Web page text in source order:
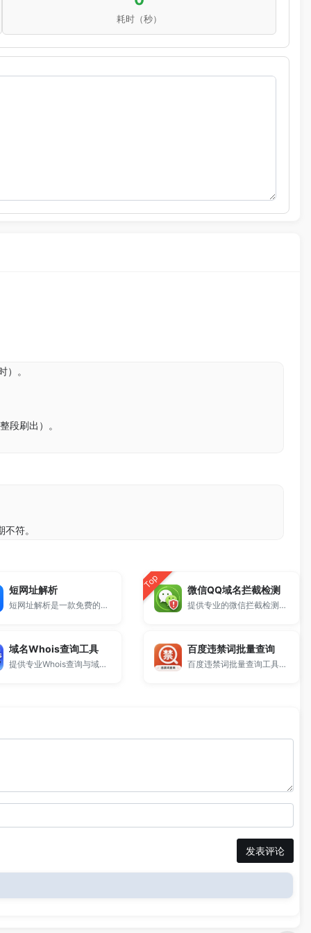
耗时（秒）
。
段刷出）。
符。
短网址解析
短网址解析是一款免费的在线工具，支持快速还原短链接的真实跳转地址。
Top 微信QQ域名拦截检测
提供专业的微信拦截检测、QQ拦截检测、域名被墙检测服务，一键查询网站是否被封、被拦截或被限制访问。
域名Whois查询工具
提供专业Whois查询与域名信息查询服务，支持查询域名注册信息、注册商、到期时间及DNS记录，适用于域名检测、SEO分析及站长工具使用。
百度违禁词批量查询
百度违禁词批量查询工具支持快速检测关键词是否触发百度风控、系统禁词，适合站长、SEO人员、广告投放前内容风控检查，支持分类导出结果，永久免费。
发表评论